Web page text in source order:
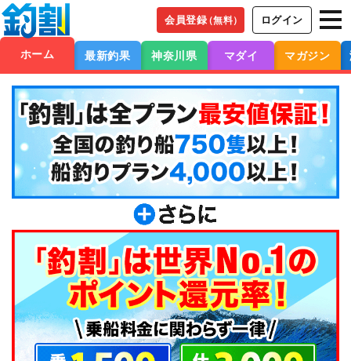
会員登録（無料） ログイン
ホーム 最新釣果 神奈川県 マダイ マガジン